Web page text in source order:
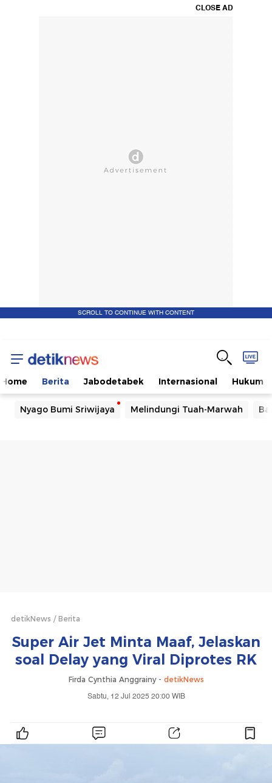
CLOSE AD
SCROLL TO CONTINUE WITH CONTENT
Home Berita Jabodetabek Internasional Hukum
Nyago Bumi Sriwijaya Melindungi Tuah-Marwah
detikNews Berita
Super Air Jet Minta Maaf, Jelaskan
soal Delay yang Viral Diprotes RK
Firda Cynthia Anggrainy - detikNews
Sabtu, 12 Jul 2025 20:00 WIB